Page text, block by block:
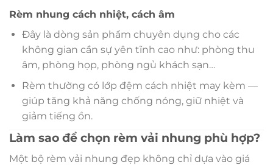
Rèm nhung cách nhiệt, cách âm
Đây là dòng sản phẩm chuyên dụng cho các
không gian cần sự yên tĩnh cao như: phòng thu
âm, phòng họp, phòng ngủ khách sạn…
Rèm thường có lớp đệm cách nhiệt may kèm —
giúp tăng khả năng chống nóng, giữ nhiệt và
giảm tiếng ồn.
Làm sao để chọn rèm vải nhung phù hợp?
Một bộ rèm vải nhung đẹp không chỉ dựa vào giá